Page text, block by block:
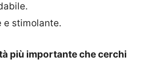
e stimolante.
più importante che cerchi